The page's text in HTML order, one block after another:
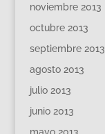
noviembre 2013
octubre 2013
septiembre 2013
agosto 2013
julio 2013
junio 2013